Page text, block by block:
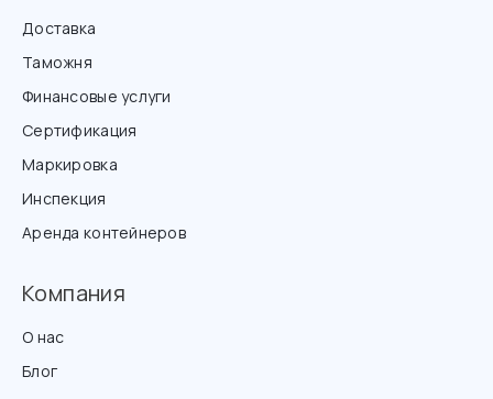
Доставка
Таможня
Финансовые услуги
Сертификация
Маркировка
Инспекция
Аренда контейнеров
Компания
О нас
Блог